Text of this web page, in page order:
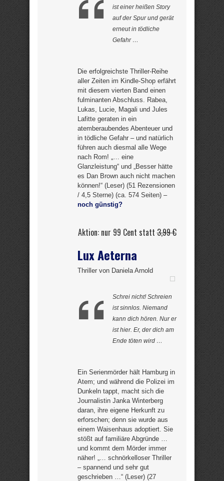
ist einer heißen Story
auf der Spur und gerät
erneut in tödliche
Gefahr …
Die erfolgreichste Thriller-Reihe
aller Zeiten im Kindle-Shop erfährt
mit diesem vierten Band einen
fulminanten Abschluss. Rabea,
Lukas, Lucie, Magali und Jules
Lafitte geraten in ein
atemberaubendes Abenteuer und
in tödliche Gefahr – und natürlich
führen auch diesmal alle Wege
nach Rom! „… eine
Glanzleistung“ und „Besser hätte
es Dan Brown auch nicht machen
können!“ (Leser) (51 Rezensionen
/ 4,5 Sterne) (ca. 574 Seiten) –
noch günstig?
Aktion: nur 99 Cent statt3,99 €
Lux Aeterna
Thriller von Daniela Arnold
Schrei nicht! Schreien
ist sinnlos. Niemand
kann dich hören. Nur er
ist hier. Er, der dich am
Ende töten wird …
Ein Serienmörder hält Hamburg in
Atem; und während die Polizei im
Dunkeln tappt, macht sich die
Journalistin Janka Winterberg
daran, ihre eigene Herkunft zu
erforschen; denn sie wurde aus
einem Waisenhaus adoptiert. Sie
stößt auf familiäre Abgründe …
und kommt dem Mörder immer
näher! „… schnörkelloser Thriller
– spannend und sehr gut
geschrieben …“ (Leser) (27